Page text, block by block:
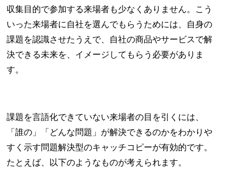
収集目的で参加する来場者も少なくありません。こう
いった来場者に自社を選んでもらうためには、自身の
課題を認識させたうえで、自社の商品やサービスで解
決できる未来を、イメージしてもらう必要がありま
す。
課題を言語化できていない来場者の目を引くには、
「誰の」「どんな問題」が解決できるのかをわかりや
すく示す問題解決型のキャッチコピーが有効的です。
たとえば、以下のようなものが考えられます。